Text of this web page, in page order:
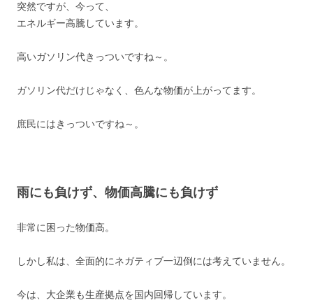
突然ですが、今って、
エネルギー高騰しています。
高いガソリン代きっついですね～。
ガソリン代だけじゃなく、色んな物価が上がってます。
庶民にはきっついですね～。
雨にも負けず、物価高騰にも負けず
非常に困った物価高。
しかし私は、全面的にネガティブ一辺倒には考えていません。
今は、大企業も生産拠点を国内回帰しています。